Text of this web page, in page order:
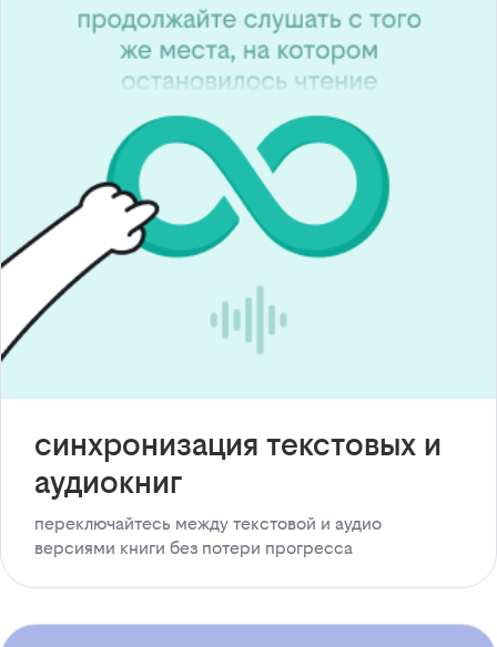
синхронизация текстовых и
аудиокниг
переключайтесь между текстовой и аудио
версиями книги без потери прогресса